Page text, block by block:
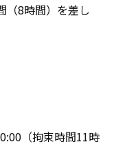
（8時間）を差し
（拘束時間11時